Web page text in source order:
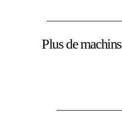
Plus de machins